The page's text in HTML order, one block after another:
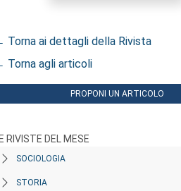
Torna ai dettagli della Rivista
Torna agli articoli
PROPONI UN ARTICOLO
RIVISTE DEL MESE
SOCIOLOGIA
STORIA